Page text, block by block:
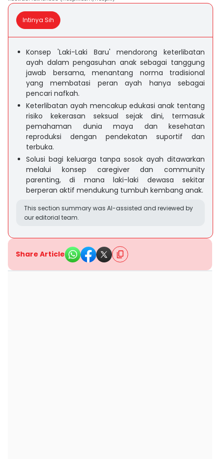
Intinya Sih
Konsep 'Laki-Laki Baru' mendorong keterlibatan
ayah dalam pengasuhan anak sebagai tanggung
jawab bersama, menantang norma tradisional
yang membatasi peran ayah hanya sebagai
pencari nafkah.
Keterlibatan ayah mencakup edukasi anak tentang
risiko kekerasan seksual sejak dini, termasuk
pemahaman dunia maya dan kesehatan
reproduksi dengan pendekatan suportif dan
terbuka.
Solusi bagi keluarga tanpa sosok ayah ditawarkan
melalui konsep caregiver dan community
parenting, di mana laki-laki dewasa sekitar
berperan aktif mendukung tumbuh kembang anak.
This section summary was AI-assisted and reviewed by
our editorial team.
Share Article